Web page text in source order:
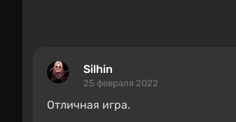
Silhin
25 февраля 2022
Отличная игра.